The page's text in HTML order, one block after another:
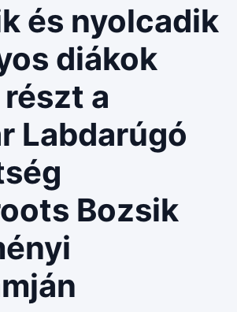
és nyolcadik
diákok
a
Labdarúgó
Bozsik